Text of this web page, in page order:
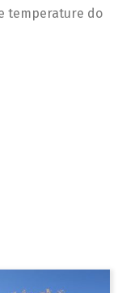
temperature do